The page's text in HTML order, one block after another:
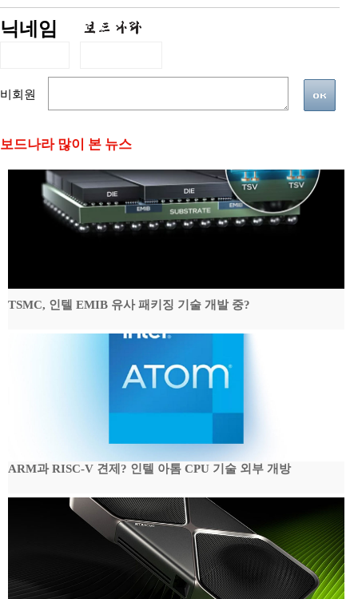
닉네임
비회원
보드나라 많이 본 뉴스
TSMC, 인텔 EMIB 유사 패키징 기술 개발 중?
ARM과 RISC-V 견제? 인텔 아톰 CPU 기술 외부 개방